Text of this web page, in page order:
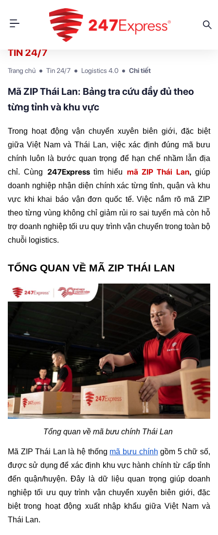
TIN 24/7
Trang chủ Tin 24/7 Logistics 4.0 Chi tiết
Mã ZIP Thái Lan: Bảng tra cứu đầy đủ theo
từng tỉnh và khu vực
Trong hoạt động vận chuyển xuyên biên giới, đặc biệt
giữa Việt Nam và Thái Lan, việc xác định đúng mã bưu
chính luôn là bước quan trọng để hạn chế nhầm lẫn địa
chỉ. Cùng 247Express tìm hiểu mã ZIP Thái Lan, giúp
doanh nghiệp nhận diện chính xác từng tỉnh, quận và khu
vực khi khai báo vận đơn quốc tế. Việc nắm rõ mã ZIP
theo từng vùng không chỉ giảm rủi ro sai tuyến mà còn hỗ
trợ doanh nghiệp tối ưu quy trình vận chuyển trong toàn bộ
chuỗi logistics.
TỔNG QUAN VỀ MÃ ZIP THÁI LAN
Tổng quan về mã bưu chính Thái Lan
Mã ZIP Thái Lan là hệ thống mã bưu chính gồm 5 chữ số,
được sử dụng để xác định khu vực hành chính từ cấp tỉnh
đến quận/huyện. Đây là dữ liệu quan trọng giúp doanh
nghiệp tối ưu quy trình vận chuyển xuyên biên giới, đặc
biệt trong hoạt động xuất nhập khẩu giữa Việt Nam và
Thái Lan.